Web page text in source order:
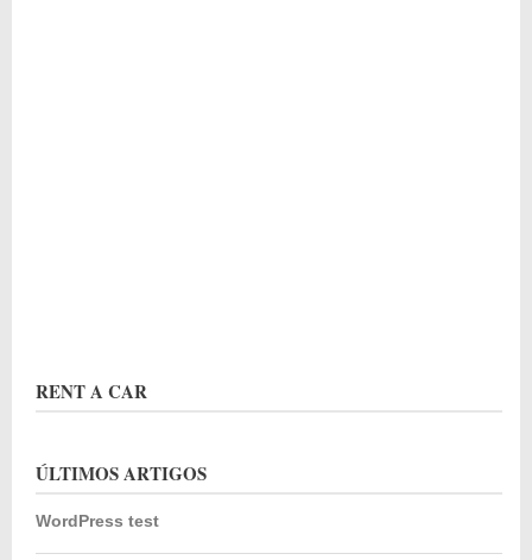
RENT A CAR
ÚLTIMOS ARTIGOS
WordPress test